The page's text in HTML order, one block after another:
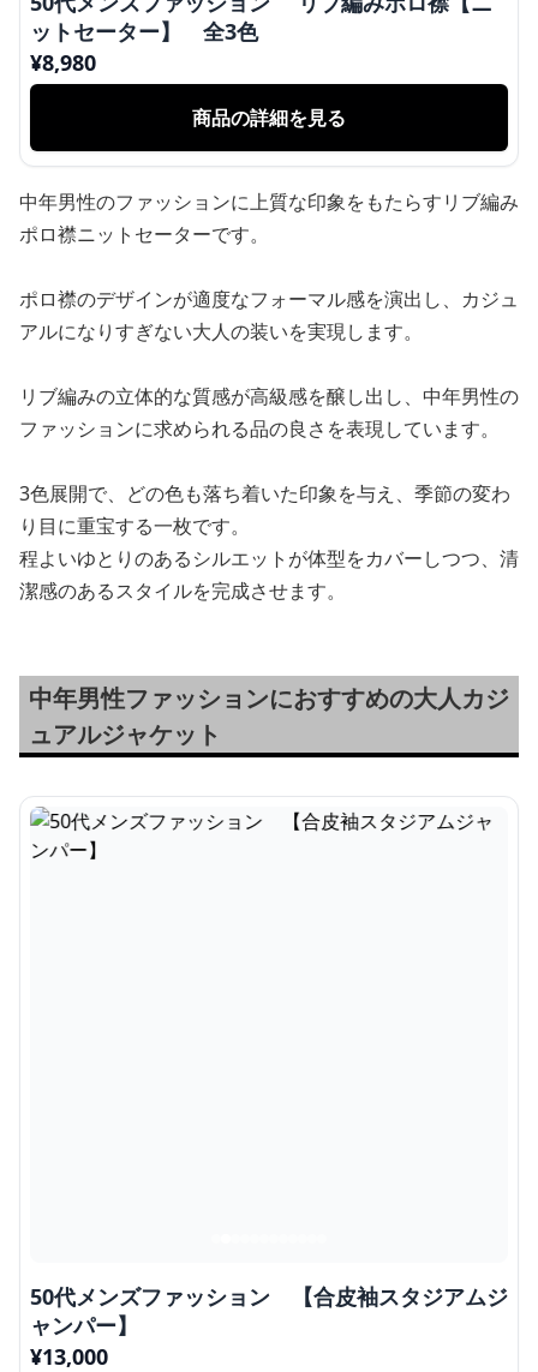
ットセーター】 全3色
¥8,980
商品の詳細を見る
中年男性のファッションに上質な印象をもたらすリブ編み
ポロ襟ニットセーターです。
ポロ襟のデザインが適度なフォーマル感を演出し、カジュ
アルになりすぎない大人の装いを実現します。
リブ編みの立体的な質感が高級感を醸し出し、中年男性の
ファッションに求められる品の良さを表現しています。
3色展開で、どの色も落ち着いた印象を与え、季節の変わ
り目に重宝する一枚です。
程よいゆとりのあるシルエットが体型をカバーしつつ、清
潔感のあるスタイルを完成させます。
中年男性ファッションにおすすめの大人カジ
ュアルジャケット
50代メンズファッション 【合皮袖スタジアムジ
ャンパー】
¥13,000